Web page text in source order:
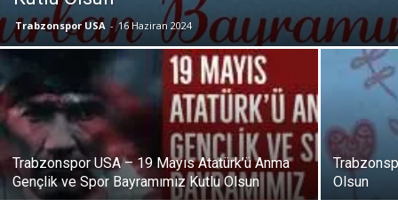
Trabzonspor USA - 16 Haziran 2024
Trabzonspor USA – 19 Mayıs Atatürk’ü Anma
Gençlik ve Spor Bayramımız Kutlu Olsun
Olsun